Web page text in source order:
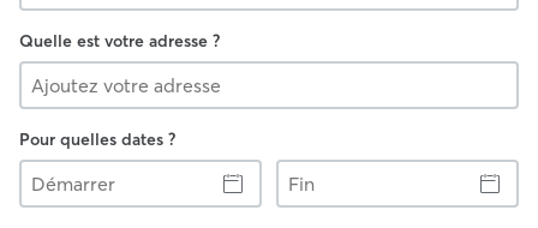
Quelle est votre adresse ?
Pour quelles dates ?
Démarrer
Fin